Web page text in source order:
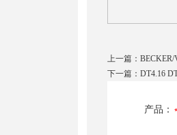
上一篇：
下一篇： DT4.16
产品：